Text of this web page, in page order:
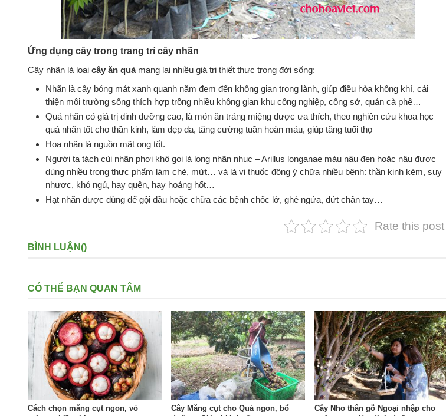
Ứng dụng cây trong trang trí cây nhãn
Cây nhãn là loại cây ăn quảmang lại nhiều giá trị thiết thực trong đời sống:
Nhãn là cây bóng mát xanh quanh năm đem đến không gian trong lành, giúp điều hòa không khí, cải
thiện môi trường sống thích hợp trồng nhiều không gian khu công nghiệp, công sở, quán cà phê…
Quả nhãn có giá trị dinh dưỡng cao, là món ăn tráng miệng được ưa thích, theo nghiên cứu khoa học
quả nhãn tốt cho thần kinh, làm đẹp da, tăng cường tuần hoàn máu, giúp tăng tuổi thọ
Hoa nhãn là nguồn mật ong tốt.
Người ta tách cùi nhãn phơi khô gọi là long nhãn nhục – Arillus longanae màu nâu đen hoặc nâu được
dùng nhiều trong thực phẩm làm chè, mứt… và là vị thuốc đông ý chữa nhiều bệnh: thần kinh kém, suy
nhược, khó ngủ, hay quên, hay hoảng hốt…
Hạt nhãn được dùng để gội đầu hoặc chữa các bệnh chốc lở, ghẻ ngứa, đứt chân tay…
Rate this post
BÌNH LUẬN()
CÓ THỂ BẠN QUAN TÂM
Cách chọn măng cụt ngon, vỏ
Cây Măng cụt cho Quả ngon, bổ
Cây Nho thân gỗ Ngoại nhập cho